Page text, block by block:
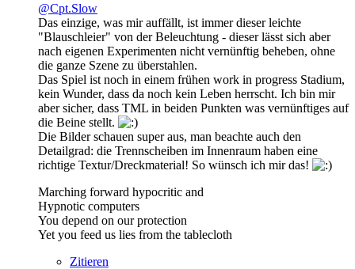
@Cpt.Slow
Das einzige, was mir auffällt, ist immer dieser leichte
"Blauschleier" von der Beleuchtung - dieser lässt sich aber
nach eigenen Experimenten nicht vernünftig beheben, ohne
die ganze Szene zu überstahlen.
Das Spiel ist noch in einem frühen work in progress Stadium,
kein Wunder, dass da noch kein Leben herrscht. Ich bin mir
aber sicher, dass TML in beiden Punkten was vernünftiges auf
die Beine stellt.
Die Bilder schauen super aus, man beachte auch den
Detailgrad: die Trennscheiben im Innenraum haben eine
richtige Textur/Dreckmaterial! So wünsch ich mir das!
Marching forward hypocritic and
Hypnotic computers
You depend on our protection
Yet you feed us lies from the tablecloth
Zitieren